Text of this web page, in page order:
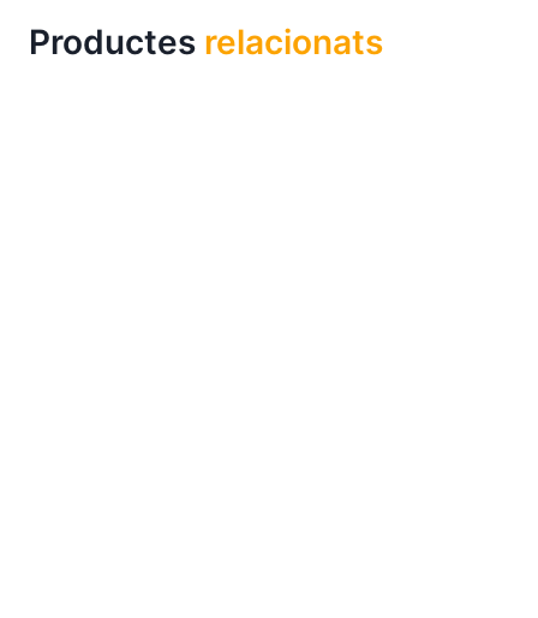
Productes relacionats